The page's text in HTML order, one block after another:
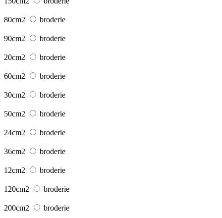
80cm2 broderie
90cm2 broderie
20cm2 broderie
60cm2 broderie
30cm2 broderie
50cm2 broderie
24cm2 broderie
36cm2 broderie
12cm2 broderie
120cm2 broderie
200cm2 broderie